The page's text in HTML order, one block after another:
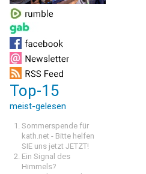
Top-15
meist-gelesen
Sommerspende für
kath.net - Bitte helfen
SIE uns jetzt JETZT!
Ein Signal des
Himmels?